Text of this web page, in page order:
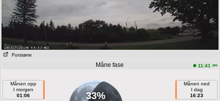
Forstørre
Måne fase 11:41 am
Månen opp
I morgen
01:06
33%
Månen ned
I dag
16:23